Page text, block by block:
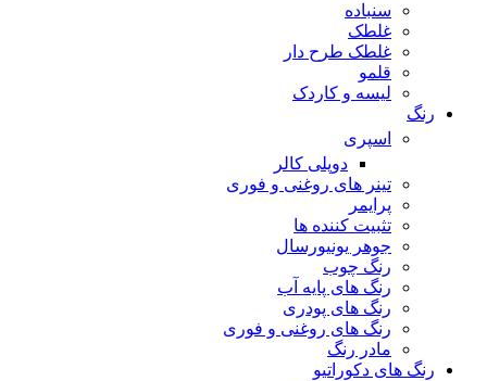
سنباده
غلطک
غلطک طرح دار
قلمو
لیسه و کاردک
رنگ
اسپری
دوپلی کالر
تینر های روغنی و فوری
پرایمر
تثبیت کننده ها
جوهر یونیورسال
رنگ چوب
رنگ‌ های پایه آب
رنگ های پودری
رنگ‌ های روغنی و فوری
مادر رنگ
رنگ های دکوراتیو